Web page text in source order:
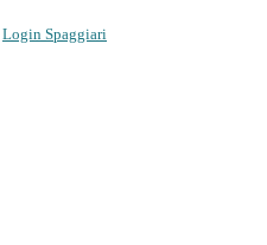
Login Spaggiari